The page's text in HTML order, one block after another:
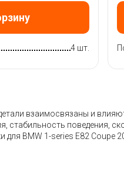
4 шт.
взаимосвязаны и
стабильность
BMW 1-series E82